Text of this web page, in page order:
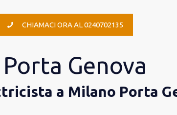
CHIAMACI ORA AL 0240702135
Genova
a Milano Porta